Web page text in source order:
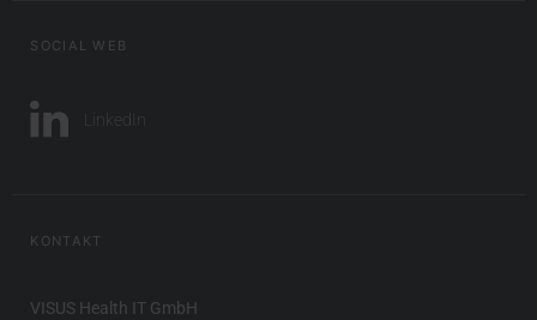
SOCIAL WEB
LinkedIn
KONTAKT
VISUS Health IT GmbH